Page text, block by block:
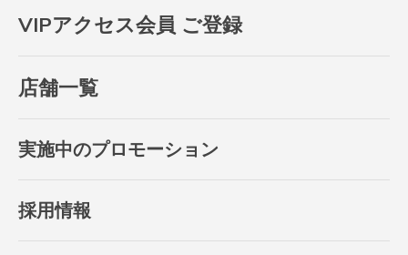
VIPアクセス会員 ご登録
店舗一覧
実施中のプロモーション
採用情報